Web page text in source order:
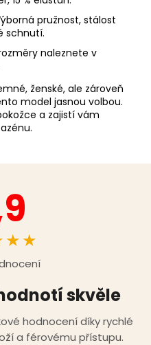
pružnost, stálost
schnutí.
naleznete v
ženské, ale zároveň
model jasnou volbou.
a zajistí vám
skvěle
hodnocení díky rychlé
a férovému přístupu.